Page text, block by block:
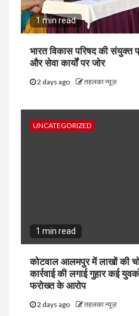
1 min read
भारत विकास परिषद की संयुक्त
और सेवा कार्यों पर जोर
2 days ago तहलका न्यूज़
UNCATEGORIZED
1 min read
कोटवाल आलमपुर में लाखों की
कार्रवाई की लगाई गुहार कई
फरोख्त के आरोप
2 days ago तहलका न्यूज़